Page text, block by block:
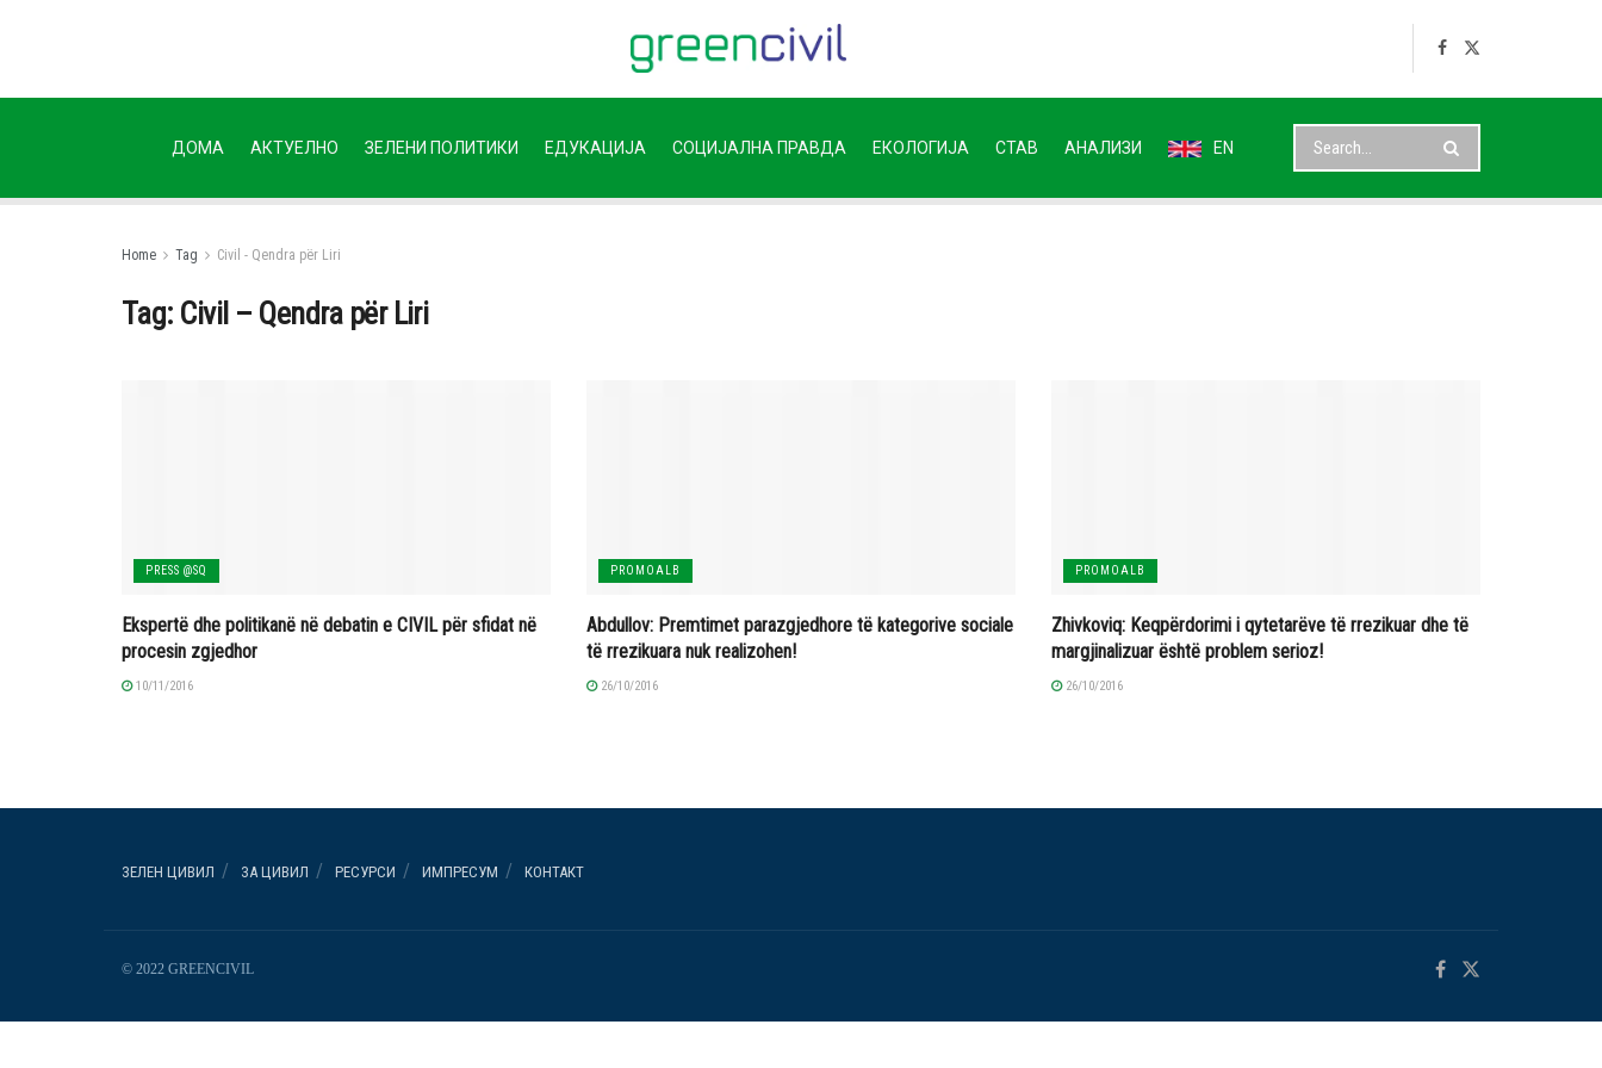
ДОМА АКТУЕЛНО ЗЕЛЕНИ ПОЛИТИКИ ЕДУКАЦИЈА СОЦИЈАЛНА ПРАВДА ЕКОЛОГИЈА СТАВ АНАЛИЗИ EN
Home Tag Civil - Qendra për Liri
Tag: Civil – Qendra për Liri
PRESS @SQ
Ekspertë dhe politikanë në debatin e CIVIL për sfidat në
procesin zgjedhor
10/11/2016
PROMOALB
Abdullov: Premtimet parazgjedhore të kategorive sociale
të rrezikuara nuk realizohen!
26/10/2016
PROMOALB
Zhivkoviq: Keqpërdorimi i qytetarëve të rrezikuar dhe të
margjinalizuar është problem serioz!
26/10/2016
ЗЕЛЕН ЦИВИЛ ЗА ЦИВИЛ РЕСУРСИ ИМПРЕСУМ КОНТАКТ
© 2022 GREENCIVIL